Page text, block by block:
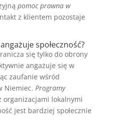
pomoc prawna w
z klientem pozostaje
społeczność?
się tylko do obrony
angażuje się w
zaufanie wśród
Niemiec. Programy
organizacjami lokalnymi
jest bardziej społecznie